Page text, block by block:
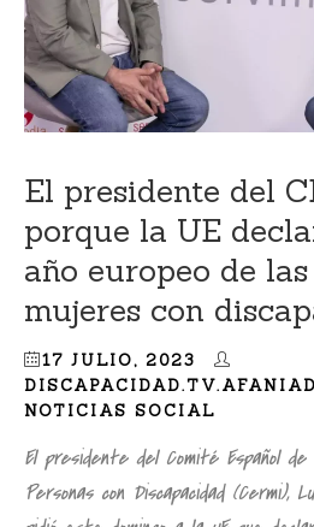
El presidente del
porque la UE
año europeo de
mujeres con
17 JULIO, 2023
NOTICIAS SOCIAL
El presidente del Comité Español
Personas con Discapacidad (Cermi),